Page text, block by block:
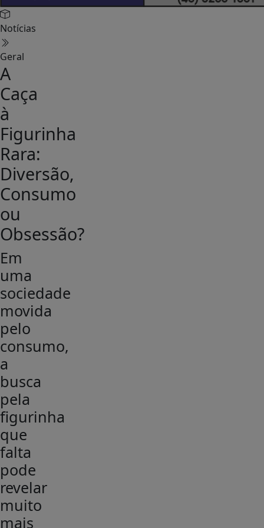
Notícias
Geral
A
Caça
à
Figurinha
Rara:
Diversão,
Consumo
ou
Obsessão?
Em
uma
sociedade
movida
pelo
consumo,
a
busca
pela
figurinha
que
falta
pode
revelar
muito
mais